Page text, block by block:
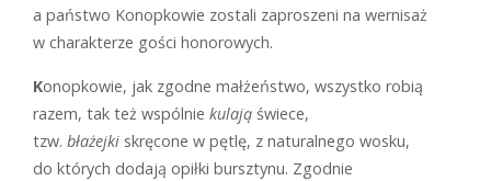
a państwo Konopkowie zostali zaproszeni na wernisaż
w charakterze gości honorowych.
Konopkowie, jak zgodne małżeństwo, wszystko robią
razem, tak też wspólnie kulają świece,
tzw. błażejki skręcone w pętlę, z naturalnego wosku,
do których dodają opiłki bursztynu. Zgodnie